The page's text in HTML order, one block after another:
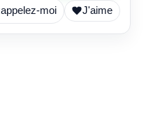
moi J'aime